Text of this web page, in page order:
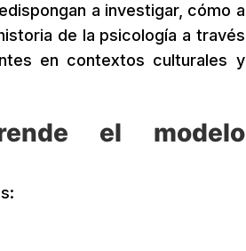
a investigar, cómo a
de la psicología a través
en contextos culturales y
el modelo